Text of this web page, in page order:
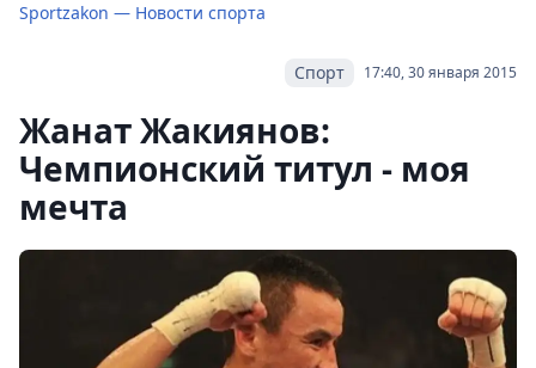
Sportzakon — Новости спорта
17:40, 30 января 2015
Спорт
Жанат Жакиянов:
Чемпионский титул - моя
мечта